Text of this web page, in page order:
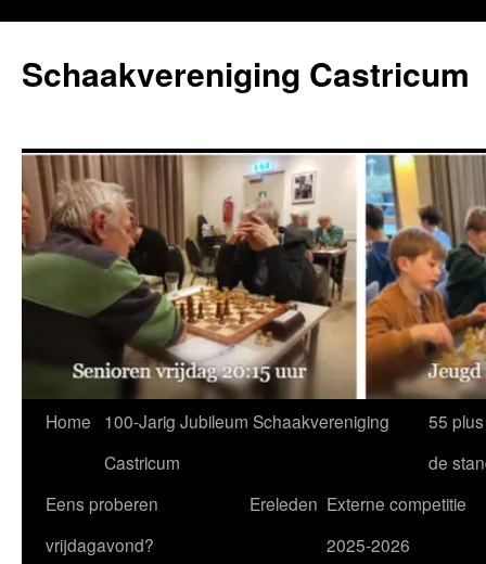
de
inhoud
Schaakvereniging Castricum
Home
100-Jarig Jubileum Schaakvereniging
Castricum
55
de
Eens proberen
vrijdagavond?
Ereleden Externe competitie
2025-2026